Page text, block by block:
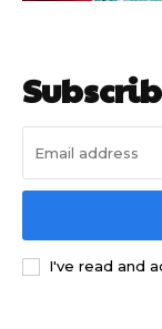
गुरुग्राम साइबर पुलिस ने
इन लोगों ने लालच में
हर खाते के
I've read and